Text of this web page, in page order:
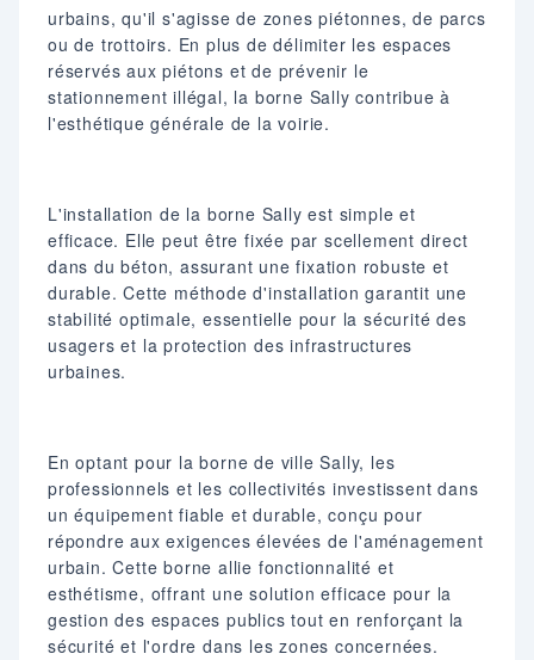
urbains, qu'il s'agisse de zones piétonnes, de parcs
ou de trottoirs. En plus de délimiter les espaces
réservés aux piétons et de prévenir le
stationnement illégal, la borne Sally contribue à
l'esthétique générale de la voirie.
L'installation de la borne Sally est simple et
efficace. Elle peut être fixée par scellement direct
dans du béton, assurant une fixation robuste et
durable. Cette méthode d'installation garantit une
stabilité optimale, essentielle pour la sécurité des
usagers et la protection des infrastructures
urbaines.
En optant pour la borne de ville Sally, les
professionnels et les collectivités investissent dans
un équipement fiable et durable, conçu pour
répondre aux exigences élevées de l'aménagement
urbain. Cette borne allie fonctionnalité et
esthétisme, offrant une solution efficace pour la
gestion des espaces publics tout en renforçant la
sécurité et l'ordre dans les zones concernées.